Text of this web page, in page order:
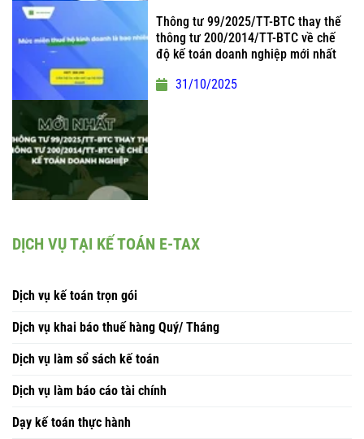
Thông tư 99/2025/TT-BTC thay thế
thông tư 200/2014/TT-BTC về chế
độ kế toán doanh nghiệp mới nhất
31/10/2025
DỊCH VỤ TẠI KẾ TOÁN E-TAX
Dịch vụ kế toán trọn gói
Dịch vụ khai báo thuế hàng Quý/ Tháng
Dịch vụ làm sổ sách kế toán
Dịch vụ làm báo cáo tài chính
Dạy kế toán thực hành